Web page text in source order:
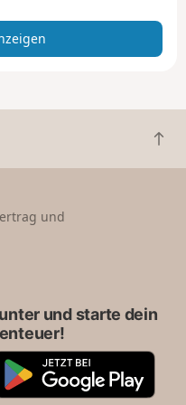
z
i
n
Z
u
und
und starte dein
G
o